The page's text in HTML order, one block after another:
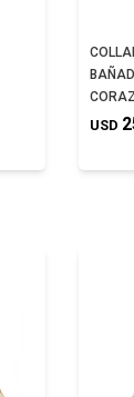
USD